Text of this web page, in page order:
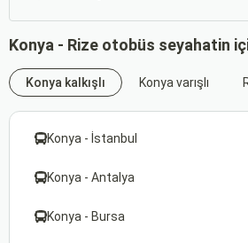
Konya - Rize otobüs seyahatin
Konya kalkışlı Konya varışlı
Konya - İstanbul
Konya - Antalya
Konya - Bursa